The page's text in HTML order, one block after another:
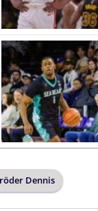
Dennis